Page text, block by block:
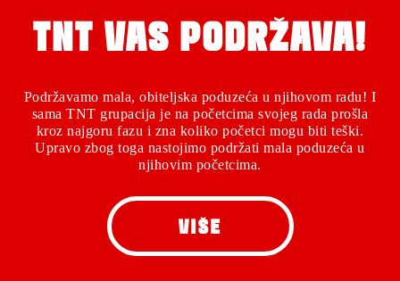
TNT VAS PODRŽAVA!
Podržavamo mala, obiteljska poduzeća u njihovom radu! I
sama TNT grupacija je na početcima svojeg rada prošla
kroz najgoru fazu i zna koliko početci mogu biti teški.
Upravo zbog toga nastojimo podržati mala poduzeća u
njihovim početcima.
VIŠE